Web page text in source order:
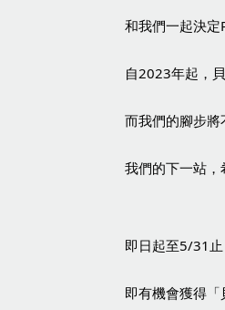
和我們一起決
自2023年起，
而我們的腳步將
我們的下一站，
即日起至5/31
即有機會獲得「